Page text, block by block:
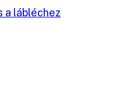
a lábléchez